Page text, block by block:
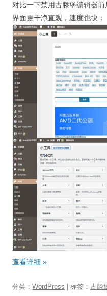
对比一下禁用古滕堡编辑器
界面更干净直观，速度也快：
查看详细 »
分类： WordPress | 标签： 古滕